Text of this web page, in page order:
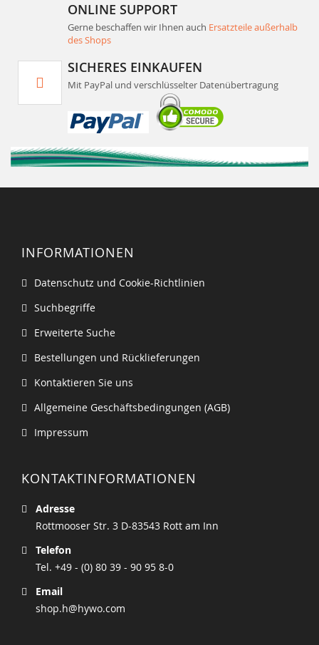
ONLINE SUPPORT
Gerne beschaffen wir Ihnen auch Ersatzteile außerhalb
des Shops
SICHERES EINKAUFEN
Mit PayPal und verschlüsselter Datenübertragung
INFORMATIONEN
Datenschutz und Cookie-Richtlinien
Suchbegriffe
Erweiterte Suche
Bestellungen und Rücklieferungen
Kontaktieren Sie uns
Allgemeine Geschäftsbedingungen (AGB)
Impressum
KONTAKTINFORMATIONEN
Adresse
Rottmooser Str. 3 D-83543 Rott am Inn
Telefon
Tel. +49 - (0) 80 39 - 90 95 8-0
Email
shop.h@hywo.com